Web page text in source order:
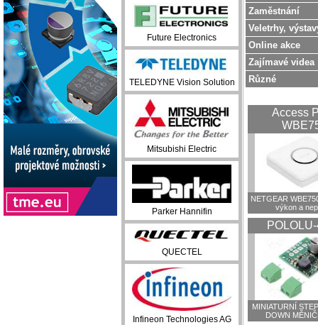
Future Electronics
TELEDYNE Vision Solution
Mitsubishi Electric
Parker Hannifin
QUECTEL
Infineon Technologies AG
Zaměstnání
Veletrhy,
Online akce
Zajímavé videa
Různé
Access
NETGEAR
výkon a
MINIATURNÍ
DOWN